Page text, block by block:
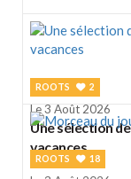
ROOTS 2
Le 3 Août 2026
Une sélection
vacances
ROOTS 18